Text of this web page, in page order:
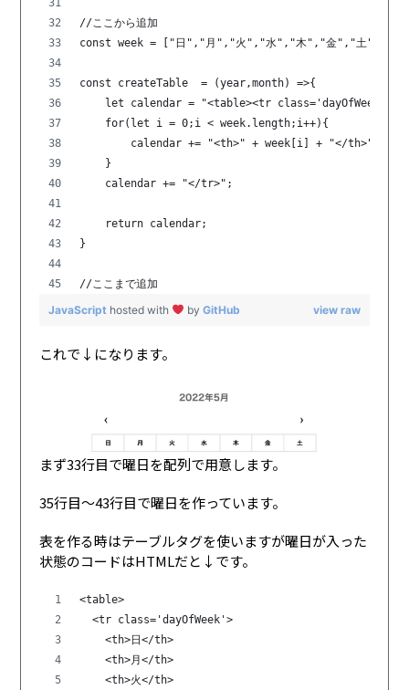
//ここから追加
const week = ["日","月","火","水","木","金","土"];
const createTable  = (year,month) =>{
    let calendar = "<table><tr class='dayOfWeek'>";
    for(let i = 0;i < week.length;i++){
        calendar += "<th>" + week[i] + "</th>";
    }
    calendar += "</tr>";
    return calendar;
}
//ここまで追加
view raw
JavaScript hosted with byGitHub
これで↓になります。
まず33行目で曜日を配列で用意します。
35行目〜43行目で曜日を作っています。
表を作る時はテーブルタグを使いますが曜日が入った
状態のコードはHTMLだと↓です。
<table>
  <tr class='dayOfWeek'>
    <th>日</th>
    <th>月</th>
    <th>火</th>